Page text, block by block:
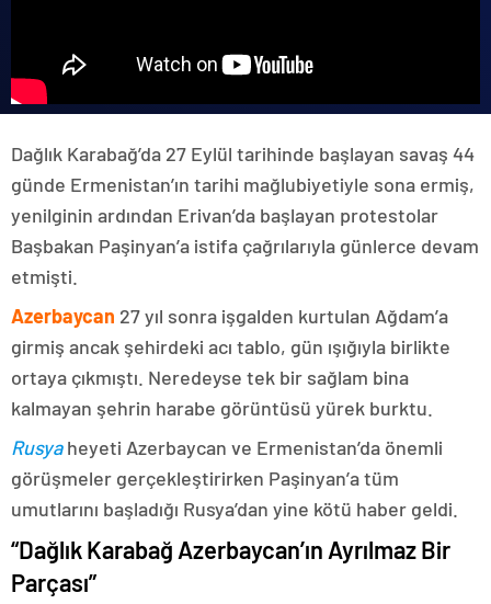
Dağlık Karabağ’da 27 Eylül tarihinde başlayan savaş 44
günde Ermenistan’ın tarihi mağlubiyetiyle sona ermiş,
yenilginin ardından Erivan’da başlayan protestolar
Başbakan Paşinyan’a istifa çağrılarıyla günlerce devam
etmişti.
Azerbaycan 27 yıl sonra işgalden kurtulan Ağdam’a
girmiş ancak şehirdeki acı tablo, gün ışığıyla birlikte
ortaya çıkmıştı. Neredeyse tek bir sağlam bina
kalmayan şehrin harabe görüntüsü yürek burktu.
Rusyaheyeti Azerbaycan ve Ermenistan’da önemli
görüşmeler gerçekleştirirken Paşinyan’a tüm
umutlarını başladığı Rusya’dan yine kötü haber geldi.
“Dağlık Karabağ Azerbaycan’ın Ayrılmaz Bir
Parçası”